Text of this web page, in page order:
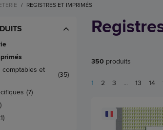
/ REGISTRES ET IMPRIMÉS
et
(35)
(7)
350 produits
1 2 3 ... 13 14